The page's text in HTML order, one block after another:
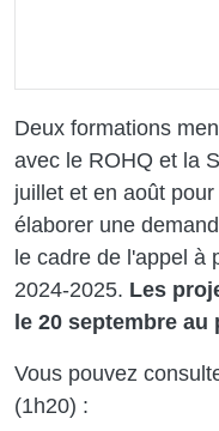
Deux formations
avec le ROHQ et la
juillet et en août
élaborer une
le cadre de l'appel à
2024-2025. Les
le 20 septembre au
Vous pouvez
(1h20) :